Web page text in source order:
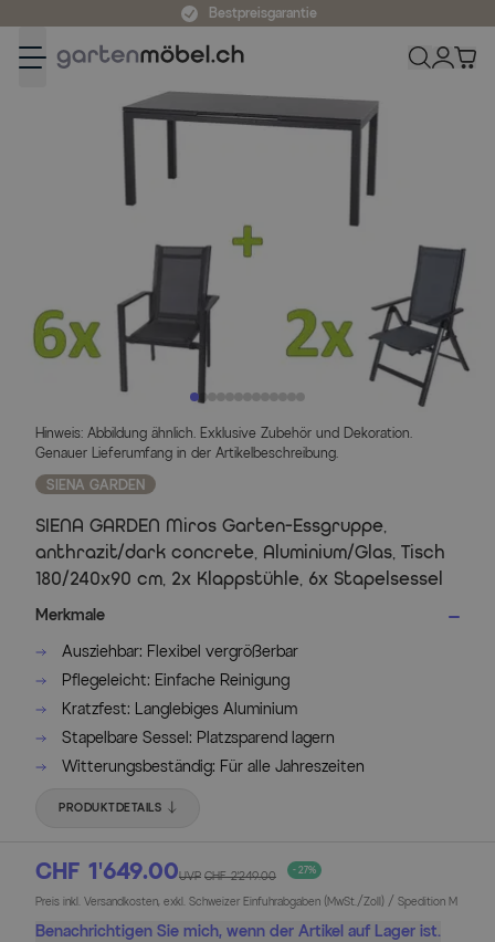
Bestpreisgarantie
Hinweis: Abbildung ähnlich. Exklusive Zubehör und Dekoration.
Genauer Lieferumfang in der Artikelbeschreibung.
SIENA GARDEN
SIENA GARDEN Miros Garten-Essgruppe,
anthrazit/dark concrete, Aluminium/Glas, Tisch
180/240x90 cm, 2x Klappstühle, 6x Stapelsessel
Merkmale
Ausziehbar: Flexibel vergrößerbar
Pflegeleicht: Einfache Reinigung
Kratzfest: Langlebiges Aluminium
Stapelbare Sessel: Platzsparend lagern
Witterungsbeständig: Für alle Jahreszeiten
PRODUKTDETAILS
CHF 1’649.00UVP CHF 2’249.00 - 27%
Preis inkl. Versandkosten, exkl. Schweizer Einfuhrabgaben (MwSt./Zoll) / Spedition M
Benachrichtigen Sie mich, wenn der Artikel auf Lager ist.